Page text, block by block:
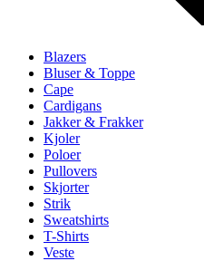
Blazers
Bluser & Toppe
Cape
Cardigans
Jakker & Frakker
Kjoler
Poloer
Pullovers
Skjorter
Strik
Sweatshirts
T-Shirts
Veste